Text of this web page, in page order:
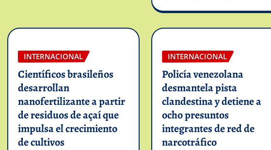
INTERNACIONAL
Científicos brasileños
desarrollan
nanofertilizante a partir
de residuos de açaí que
impulsa el crecimiento
de cultivos
INTERNACIONAL
Policía venezolana
desmantela pista
clandestina y detiene a
ocho presuntos
integrantes de red de
narcotráfico